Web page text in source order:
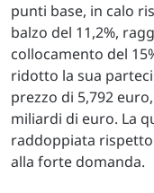
punti base, in calo
balzo del 11,2%,
collocamento del
ridotto la sua
prezzo di 5,792
miliardi di euro. La
raddoppiata
alla forte domanda.